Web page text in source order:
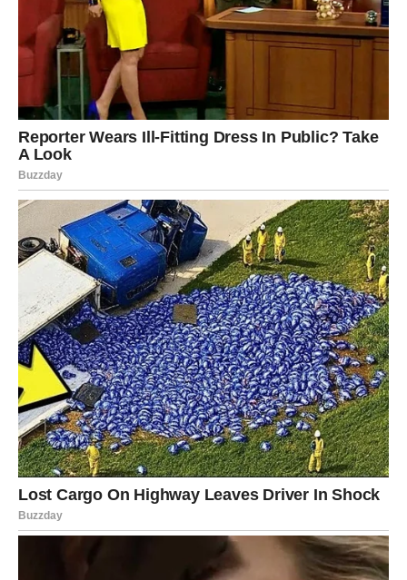
Lavovima dolazi velika poslovna ili finansijska prilika, ali i
važna lekcija o povjerenju.
Neko iz vašeg okruženja sada pokazuje svoje pravo lice.
Istina vam donosi pobjedu
Pred vama su veoma snažni trenuci.
DJEVICA
Pred vama su dani tokom kojih ćete konačno jasno vidjeti
kome možete vjerovati.
Jedna osoba sada pokazuje svoje stvarne namjere.
Intuicija vam otkriva sve
Pred vama su veoma posebni trenuci.